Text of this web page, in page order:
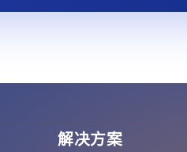
解决方案